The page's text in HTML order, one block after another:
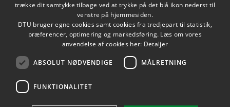
LINKEDIN
YOUTUBE
ENGLISH
trække dit samtykke tilbage ved at trykke på det blå ikon nederst til
venstre på hjemmesiden.
DTU bruger egne cookies samt cookies fra tredjepart til statistik,
præferencer, optimering og markedsføring. Læs om vores
anvendelse af cookies her: Detaljer
ABSOLUT NØDVENDIGE MÅLRETNING
FUNKTIONALITET